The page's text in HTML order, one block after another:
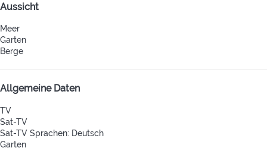
Aussicht
Meer
Garten
Berge
Allgemeine Daten
TV
Sat-TV
Sat-TV Sprachen: Deutsch
Garten